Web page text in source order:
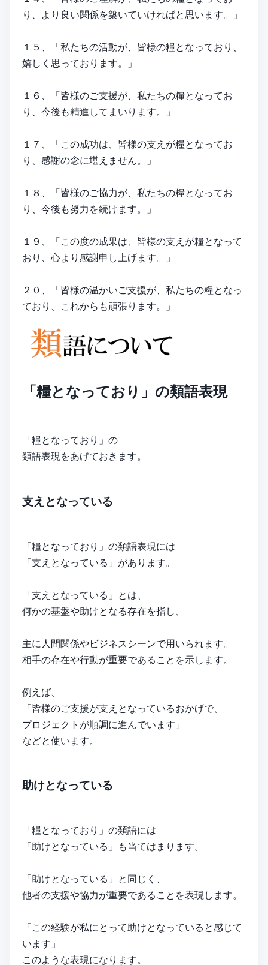
り、より良い関係を築いていければと思います。」
１５、「私たちの活動が、皆様の糧となっており、
嬉しく思っております。」
１６、「皆様のご支援が、私たちの糧となってお
り、今後も精進してまいります。」
１７、「この成功は、皆様の支えが糧となってお
り、感謝の念に堪えません。」
１８、「皆様のご協力が、私たちの糧となってお
り、今後も努力を続けます。」
１９、「この度の成果は、皆様の支えが糧となって
おり、心より感謝申し上げます。」
２０、「皆様の温かいご支援が、私たちの糧となっ
ており、これからも頑張ります。」
「糧となっており」の類語表現
「糧となっており」の
類語表現をあげておきます。
支えとなっている
「糧となっており」の類語表現には
「支えとなっている」があります。
「支えとなっている」とは、
何かの基盤や助けとなる存在を指し、
主に人間関係やビジネスシーンで用いられます。
相手の存在や行動が重要であることを示します。
例えば、
「皆様のご支援が支えとなっているおかげで、
プロジェクトが順調に進んでいます」
などと使います。
助けとなっている
「糧となっており」の類語には
「助けとなっている」も当てはまります。
「助けとなっている」と同じく、
他者の支援や協力が重要であることを表現します。
「この経験が私にとって助けとなっていると感じて
います」
このような表現になります。